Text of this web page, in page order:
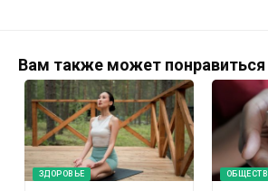
Вам также может понравиться
ЗДОРОВЬЕ